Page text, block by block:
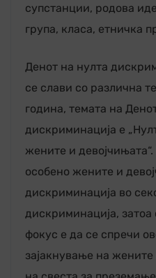
супстанции, родова
група, класа, етничка
Денот на нулта
се слави со различна
година, темата на
дискриминација е
жените и
особено жените и
дискриминација во
дискриминација, затоа
фокус е да се спречи
зајакнување на